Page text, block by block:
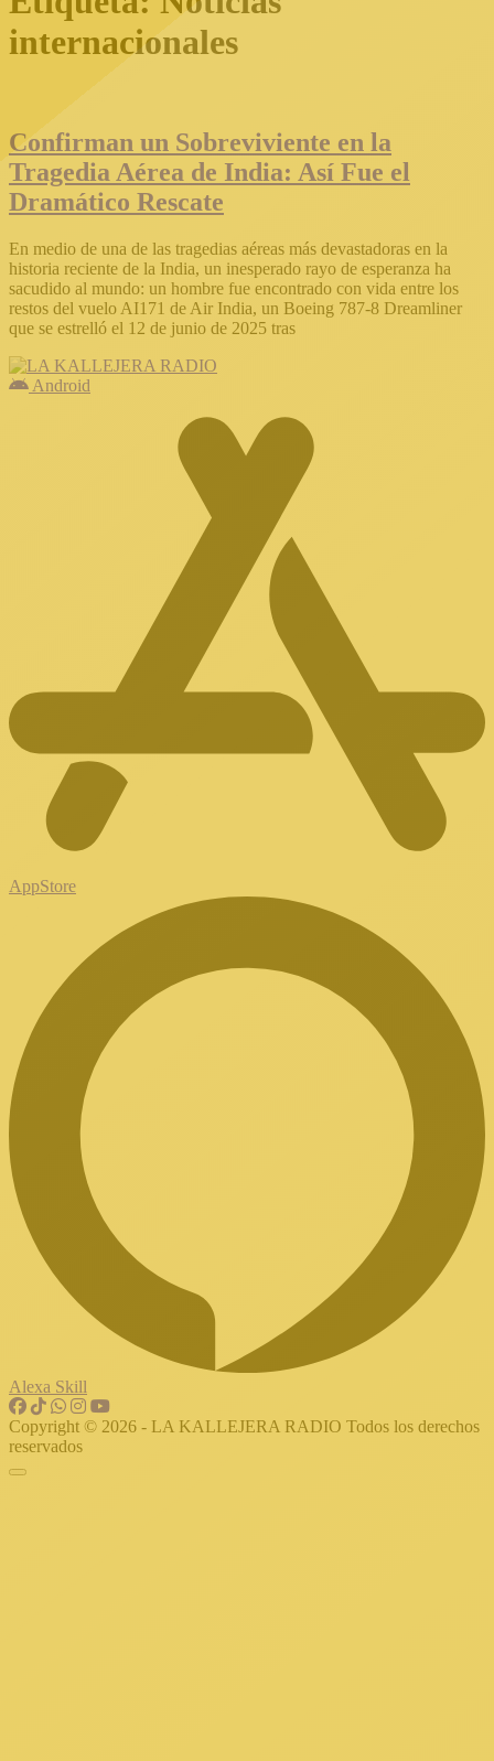
internacionales
Confirman un Sobreviviente en la
Tragedia Aérea de India: Así Fue el
Dramático Rescate
En medio de una de las tragedias aéreas más devastadoras en la
historia reciente de la India, un inesperado rayo de esperanza ha
sacudido al mundo: un hombre fue encontrado con vida entre los
restos del vuelo AI171 de Air India, un Boeing 787-8 Dreamliner
que se estrelló el 12 de junio de 2025 tras
Android
AppStore
Alexa Skill
Copyright © 2026 - LA KALLEJERA RADIO Todos los derechos
reservados